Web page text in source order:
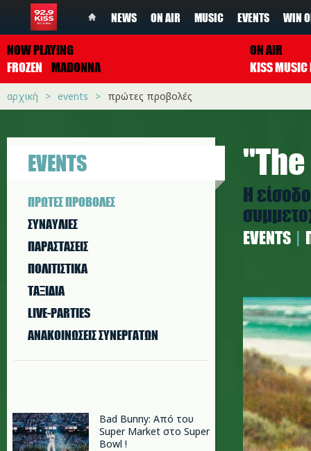
NEWS ON AIR MUSIC EVENTS WIN
NOW PLAYING
FROZEN
MADONNA
ON AIR
αρχική events πρώτες προβολές
EVENTS
ΠΡΩΤΕΣ ΠΡΟΒΟΛΕΣ
ΣΥΝΑΥΛΙΕΣ
ΠΑΡΑΣΤAΣΕΙΣ
ΠΟΛΙΤΙΣΤΙΚA
ΤΑΞΙΔΙΑ
LIVE-PARTIES
ΑΝΑΚΟΙΝΩΣΕΙΣ ΣΥΝΕΡΓΑΤΩΝ
Bad Bunny: Από του
Super Market στο Super
Bowl !
Η
EVENTS
1200.jpg